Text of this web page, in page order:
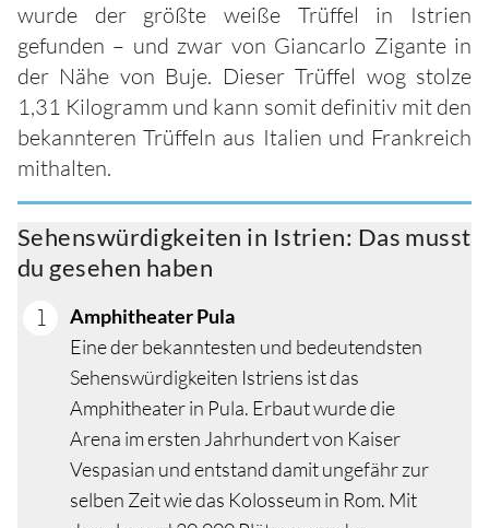
wurde der größte weiße Trüffel in Istrien
gefunden – und zwar von Giancarlo Zigante in
der Nähe von Buje. Dieser Trüffel wog stolze
1,31 Kilogramm und kann somit definitiv mit den
bekannteren Trüffeln aus Italien und Frankreich
mithalten.
Sehenswürdigkeiten in Istrien: Das musst
du gesehen haben
Amphitheater Pula
Eine der bekanntesten und bedeutendsten
Sehenswürdigkeiten Istriens ist das
Amphitheater in Pula. Erbaut wurde die
Arena im ersten Jahrhundert von Kaiser
Vespasian und entstand damit ungefähr zur
selben Zeit wie das Kolosseum in Rom. Mit